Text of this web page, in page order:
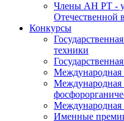
Члены АН РТ -
Отечественной
Конкурсы
техники
Международная
Именные